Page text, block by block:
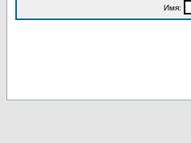
Имя: